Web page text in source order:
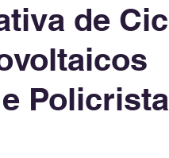
Energy Policy Brand
de